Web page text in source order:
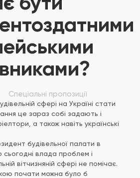
Спеціальні пропозиції
сфері на Україні стати
це зараз собі задають і
а також навіть українські
будівельної палати в
сьогодні влада проблем і
вітчизняній сфері не помічає.
почати можна було б